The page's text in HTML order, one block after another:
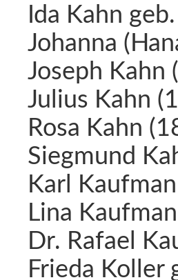
Ida Kahn
Johanna
Joseph Kahn
Julius Kahn
Rosa Kahn
Siegmund
Karl
Lina
Dr. Rafael
Frieda Koller